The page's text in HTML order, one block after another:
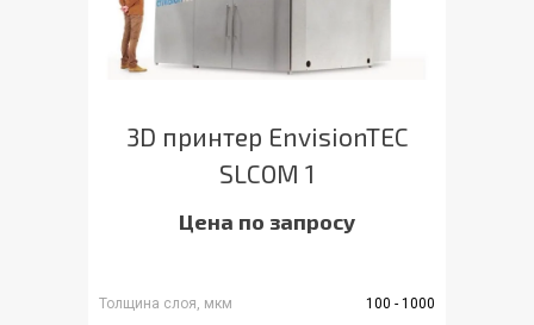
3D принтер EnvisionTEC
SLCOM 1
Цена по запросу
Толщина слоя, мкм 100 - 1000